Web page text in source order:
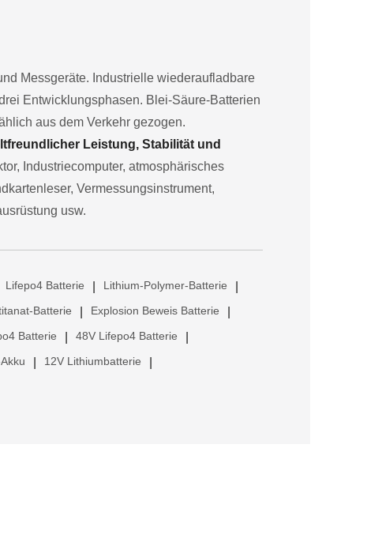
Messgeräte. Industrielle wiederaufladbare
Entwicklungsphasen. Blei-Säure-Batterien
aus dem Verkehr gezogen.
Leistung, Stabilität und
Industriecomputer, atmosphärisches
Vermessungsinstrument,
usw.
Lifepo4 Batterie Lithium-Polymer-Batterie
Batterie Explosion Beweis Batterie
Batterie 48V Lifepo4 Batterie
12V Lithiumbatterie